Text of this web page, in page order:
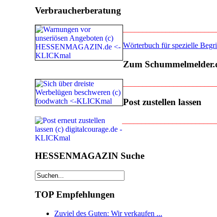
Verbraucherberatung
Wörterbuch für spezielle
Zum
Post zustellen lassen
HESSENMAGAZIN Suche
TOP Empfehlungen
Zuviel des Guten: Wir verkaufen ...